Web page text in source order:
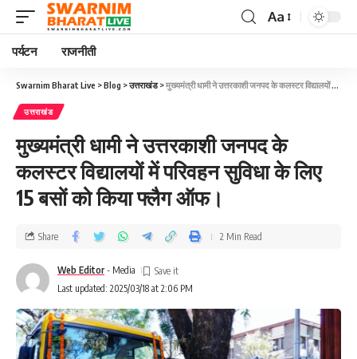
Aa
पर्यटन राजनीती
Swarnim Bharat Live >Blog >उत्तराखंड>मुख्यमंत्री धामी ने उत्तरकाशी जनपद के कलस्टर विद्यालयों में परिवहन सुविधा के लिए 15 बसों को किया फ्लैग ऑफ।
उत्तराखंड
मुख्यमंत्री धामी ने उत्तरकाशी जनपद के
कलस्टर विद्यालयों में परिवहन सुविधा के लिए
15 बसों को किया फ्लैग ऑफ।
Last updated: 2025/03/18 at 2:06 PM
Web Editor - Media
Share 2 Min Read